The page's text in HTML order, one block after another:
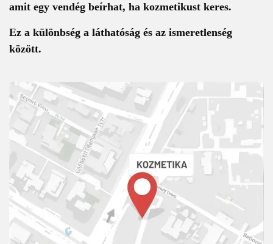
amit egy vendég beírhat, ha kozmetikust keres.
Ez a különbség a láthatóság és az ismeretlenség
között.